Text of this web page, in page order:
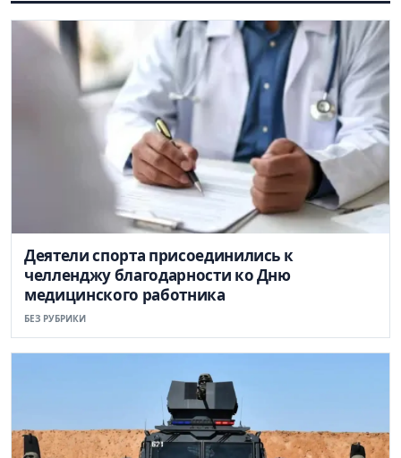
Деятели спорта присоединились к
челленджу благодарности ко Дню
медицинского работника
БЕЗ РУБРИКИ